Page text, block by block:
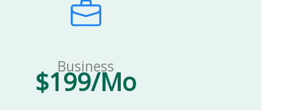
Business
$199/Mo